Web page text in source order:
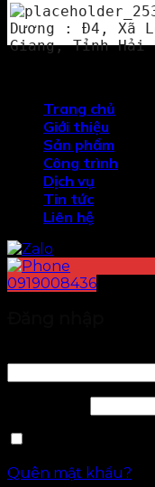
Dương : Đ4, Xã
Giang, Tỉnh Hải
Copyright 2026 ©
BẢN
Trang chủ
Giới thiệu
Sản phẩm
Công trình
Dịch vụ
Tin tức
Liên hệ
0919008436
Quên mật khẩu?